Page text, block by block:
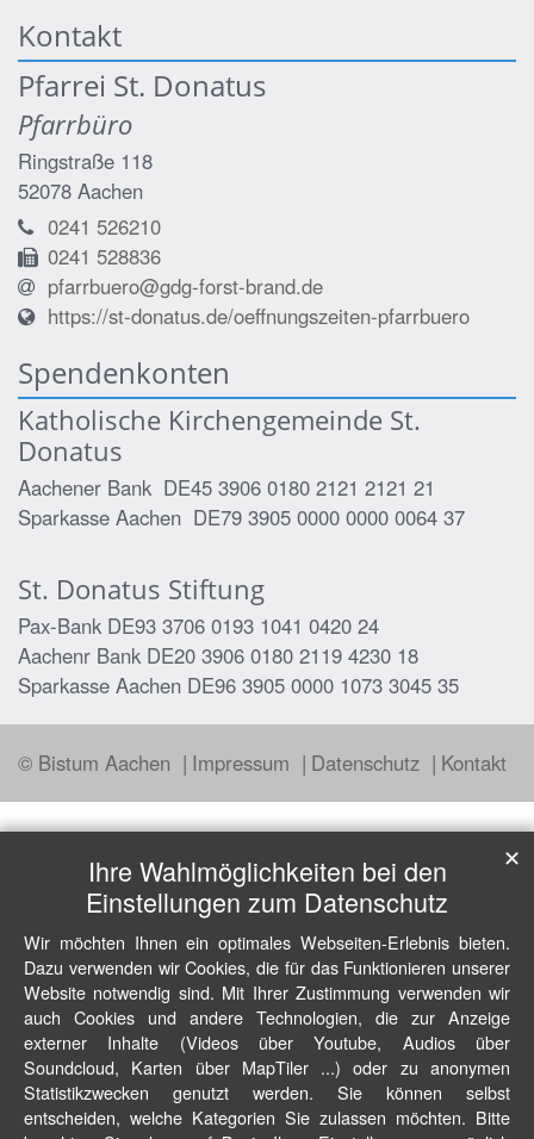
Kontakt
Pfarrei St. Donatus
Pfarrbüro
Ringstraße 118
52078 Aachen
0241 526210
0241 528836
pfarrbuero@gdg-forst-brand.de
https://st-donatus.de/oeffnungszeiten-pfarrbuero
Spendenkonten
Katholische Kirchengemeinde St.
Donatus
Aachener Bank DE45 3906 0180 2121 2121 21
Sparkasse Aachen DE79 3905 0000 0000 0064 37
St. Donatus Stiftung
Pax-Bank DE93 3706 0193 1041 0420 24
Aachenr Bank DE20 3906 0180 2119 4230 18
Sparkasse Aachen DE96 3905 0000 1073 3045 35
© Bistum Aachen Impressum Datenschutz Kontakt
Ihre Wahlmöglichkeiten bei den
Einstellungen zum Datenschutz
Wir möchten Ihnen ein optimales Webseiten-Erlebnis bieten.
Dazu verwenden wir Cookies, die für das Funktionieren unserer
Website notwendig sind. Mit Ihrer Zustimmung verwenden wir
auch Cookies und andere Technologien, die zur Anzeige
externer Inhalte (Videos über Youtube, Audios über
Soundcloud, Karten über MapTiler ...) oder zu anonymen
Statistikzwecken genutzt werden. Sie können selbst
entscheiden, welche Kategorien Sie zulassen möchten. Bitte
✕